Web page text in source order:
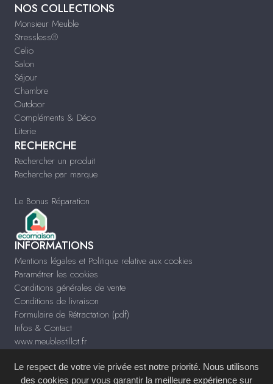
NOS COLLECTIONS
Monsieur Meuble
Stressless®
Celio
Salon
Séjour
Chambre
Outdoor
Compléments & Déco
Literie
RECHERCHE
Rechercher un produit
Recherche par marque
Le Bonus Réparation
INFORMATIONS
Mentions légales et Politique relative aux cookies
Paramétrer les cookies
Conditions générales de vente
Conditions de livraison
Formulaire de Rétractation (pdf)
Infos & Contact
www.meublestillot.fr
Le respect de votre vie privée est notre priorité. Nous utilisons
des cookies pour vous garantir la meilleure expérience sur